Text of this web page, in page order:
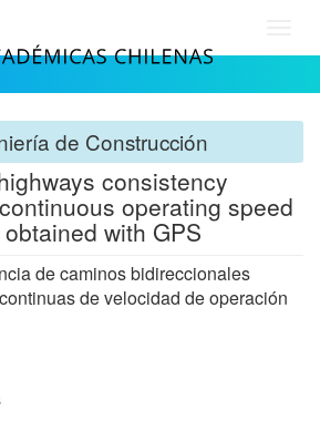
de Construcción
consistency
operating speed
with GPS
de caminos bidireccionales
de velocidad de operación